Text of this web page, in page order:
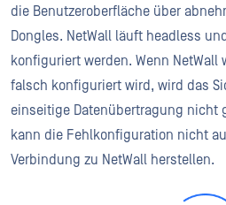
die Benutzeroberfläche über
Dongles. NetWall läuft headless
konfiguriert werden. Wenn
falsch konfiguriert wird, wird das
einseitige Datenübertragung nicht
kann die Fehlkonfiguration nicht
Verbindung zu NetWall herstellen.